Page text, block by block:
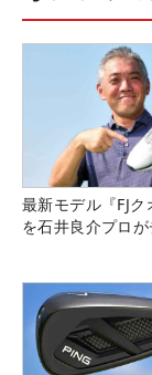
最新モデル『FJク
を石井良介プロが